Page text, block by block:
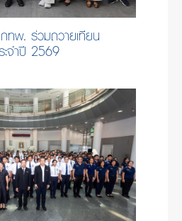
ทพ. ร่วมถวายเทียน
จำปี 2569